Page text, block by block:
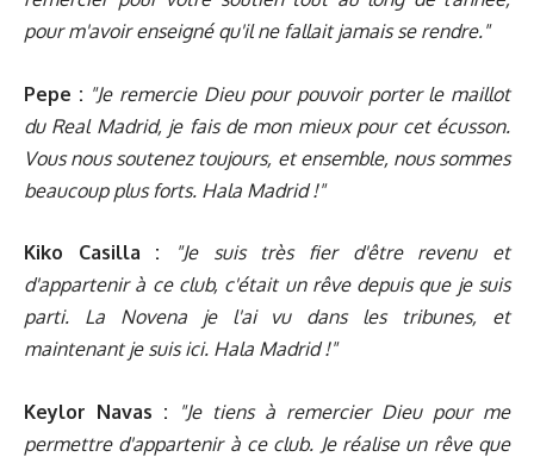
pour m'avoir enseigné qu'il ne fallait jamais se rendre."
Pepe : "Je remercie Dieu pour pouvoir porter le maillot
du Real Madrid, je fais de mon mieux pour cet écusson.
Vous nous soutenez toujours, et ensemble, nous sommes
beaucoup plus forts. Hala Madrid !"
Kiko Casilla :
"Je suis très fier d'être revenu et
d'appartenir à ce club, c'était un rêve depuis que je suis
parti. La Novena je l'ai vu dans les tribunes, et
maintenant je suis ici. Hala Madrid !"
Keylor Navas :
"Je tiens à remercier Dieu pour me
permettre d'appartenir à ce club. Je réalise un rêve que